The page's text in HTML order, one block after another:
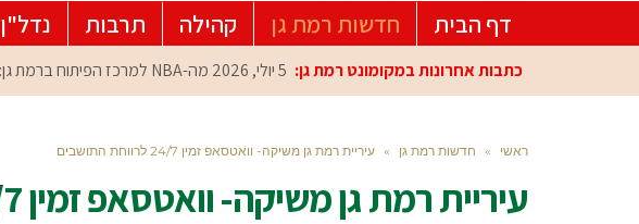
דף הבית חדשות רמת גן קהילה תרבות נדל"ן
כתבות אחרונות במקומונט רמת גן: 5 יולי, 2026 מה-NBA למרכז הפיתוח ברמת גן: עומרי כספי במפגש הוקרה מיוחד
ראשי » חדשות רמת גן » עיריית רמת גן משיקה- וואטסאפ זמין 24/7 לרווחת התושבים
עיריית רמת גן משיקה- וואטסאפ זמין 24/7 לרווחת התושבים